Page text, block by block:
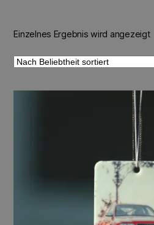
Einzelnes Ergebnis wird angezeigt